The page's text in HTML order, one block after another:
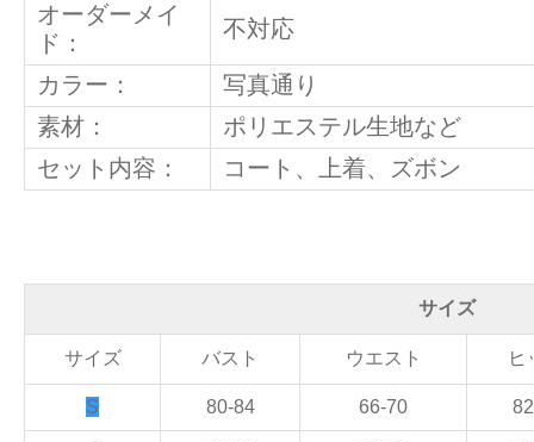
オーダーメイ
ド：
不対応
カラー：
写真通り
素材：
ポリエステル生地など
セット内容：
コート、上着、ズボン
サイズ
サイズ バスト ウエスト ヒ
S 80-84 66-70